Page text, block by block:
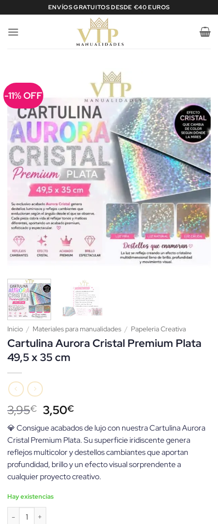
al
contenido
ENVÍOS GRATUITOS DESDE €40 EUROS
-11% OFF
Inicio / Materiales para manualidades / Papeleria Creativa
Cartulina Aurora Cristal Premium Plata
49,5 x 35 cm
3,95€ El
precio
original
era:
3,95€.
3,50€El
precio
actual
es:
3,50€.
💎 Consigue acabados de lujo con nuestra Cartulina Aurora
Cristal Premium Plata. Su superficie iridiscente genera
reflejos multicolor y destellos cambiantes que aportan
profundidad, brillo y un efecto visual sorprendente a
cualquier proyecto creativo.
Hay existencias
Cartulina Aurora Cristal Premium Plata 49,5 x 35 cm cantidad